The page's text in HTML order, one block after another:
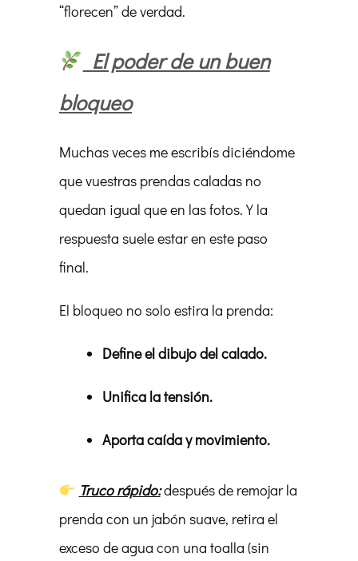
“florecen” de verdad.
El poder de un buen
bloqueo
Muchas veces me escribís diciéndome
que vuestras prendas caladas no
quedan igual que en las fotos. Y la
respuesta suele estar en este paso
final.
El bloqueo no solo estira la prenda:
Define el dibujo del calado.
Unifica la tensión.
Aporta caída y movimiento.
Truco rápido:después de remojar la
prenda con un jabón suave, retira el
exceso de agua con una toalla (sin